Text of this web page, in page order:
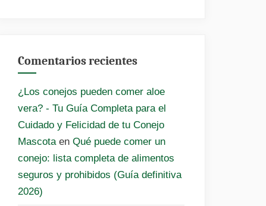
Comentarios recientes
¿Los conejos pueden comer aloe
vera? - Tu Guía Completa para el
Cuidado y Felicidad de tu Conejo
Mascota en Qué puede comer un
conejo: lista completa de alimentos
seguros y prohibidos (Guía definitiva
2026)